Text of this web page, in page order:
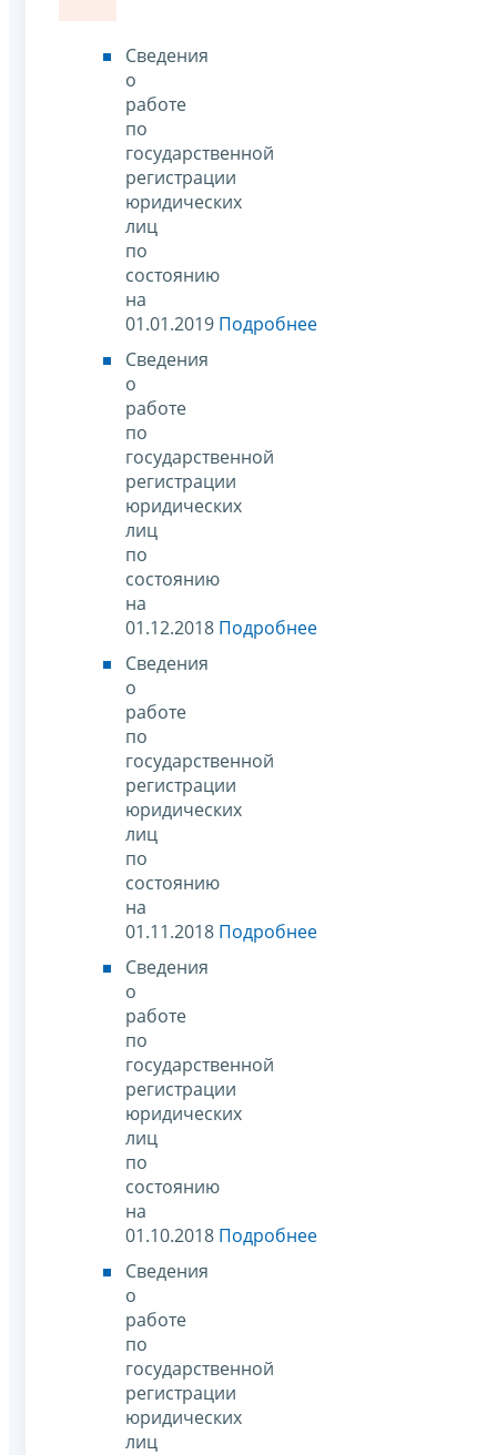
Сведения
о
работе
по
государственной
регистрации
юридических
лиц
по
состоянию
на
01.01.2019 Подробнее
Сведения
о
работе
по
государственной
регистрации
юридических
лиц
по
состоянию
на
01.12.2018 Подробнее
Сведения
о
работе
по
государственной
регистрации
юридических
лиц
по
состоянию
на
01.11.2018 Подробнее
Сведения
о
работе
по
государственной
регистрации
юридических
лиц
по
состоянию
на
01.10.2018 Подробнее
Сведения
о
работе
по
государственной
регистрации
юридических
лиц